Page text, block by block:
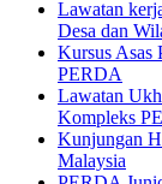
Lawatan
Desa dan
Kursus Asas
PERDA
Lawatan
Kompleks
Kunjungan
Malaysia